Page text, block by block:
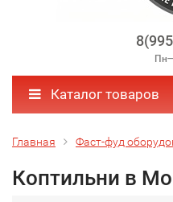
Каталог товаров
Главная Фаст-фуд
Коптильни в